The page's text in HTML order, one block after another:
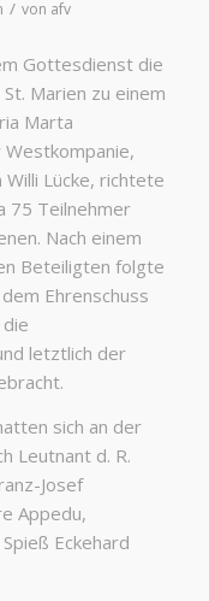
/ von afv
Gottesdienst die
Marien zu einem
Marta
Lücke, richtete
75 Teilnehmer
Nach einem
Beteiligten folgte
Ehrenschuss
letztlich der
sich an der
Leutnant d. R.
Josef
Appedu,
Eckehard